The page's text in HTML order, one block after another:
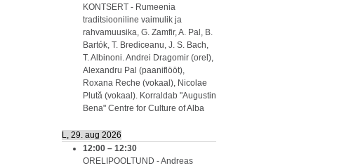
KONTSERT - Rumeenia
traditsiooniline vaimulik ja
rahvamuusika, G. Zamfir, A. Pal, B.
Bartók, T. Brediceanu, J. S. Bach,
T. Albinoni. Andrei Dragomir (orel),
Alexandru Pal (paaniflööt),
Roxana Reche (vokaal), Nicolae
Plută (vokaal). Korraldab "Augustin
Bena" Centre for Culture of Alba
L, 29. aug 2026
12:00 – 12:30
ORELIPOOLTUND - Andreas